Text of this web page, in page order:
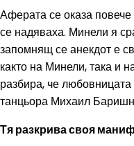
Аферата се оказа повече
се надяваха. Минели я
запомнящ се анекдот е
както на Минели, така и
разбира, че
танцьора Михаил
Тя разкрива своя